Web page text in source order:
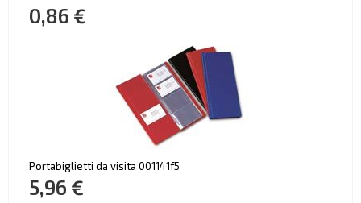
0,86 €
Portabiglietti da visita 001141f5
5,96 €